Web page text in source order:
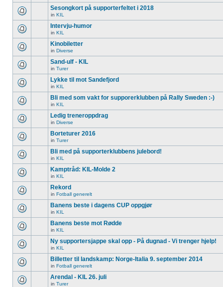
Sesongkort på supporterfeltet i 2018
in KIL
Intervju-humor
in KIL
Kinobiletter
in Diverse
Sand-ulf - KIL
in Turer
Lykke til mot Sandefjord
in KIL
Bli med som vakt for supporerklubben på Rally Sweden :-)
in KIL
Ledig treneroppdrag
in Diverse
Borteturer 2016
in Turer
Bli med på supporterklubbens julebord!
in KIL
Kamptråd: KIL-Molde 2
in KIL
Rekord
in Fotball generelt
Banens beste i dagens CUP oppgjør
in KIL
Banens beste mot Rødde
in KIL
Ny supportersjappe skal opp - På dugnad - Vi trenger hjelp!
in KIL
Billetter til landskamp: Norge-Italia 9. september 2014
in Fotball generelt
Arendal - KIL 26. juli
in Turer